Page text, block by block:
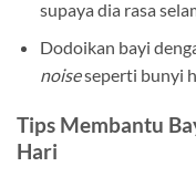
supaya dia rasa
Dodoikan bayi
noiseseperti bunyi
Tips Membantu
Hari